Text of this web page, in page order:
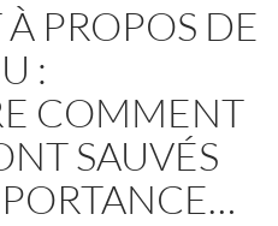
PROPOS DE
:
COMMENT
SAUVÉS